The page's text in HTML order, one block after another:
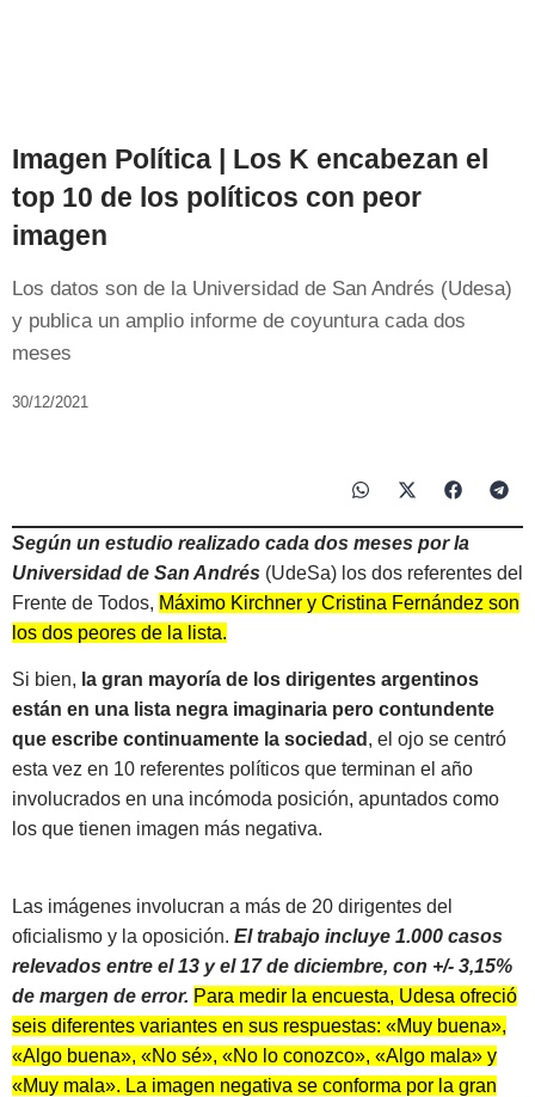
Imagen Política | Los K encabezan el
top 10 de los políticos con peor
imagen
Los datos son de la Universidad de San Andrés (Udesa)
y publica un amplio informe de coyuntura cada dos
meses
30/12/2021
Según un estudio realizado cada dos meses por la
Universidad de San Andrés (UdeSa) los dos referentes del
Frente de Todos, Máximo Kirchner y Cristina Fernández son
los dos peores de la lista.
Si bien, la gran mayoría de los dirigentes argentinos
están en una lista negra imaginaria pero contundente
que escribe continuamente la sociedad , el ojo se centró
esta vez en 10 referentes políticos que terminan el año
involucrados en una incómoda posición, apuntados como
los que tienen imagen más negativa.
Las imágenes involucran a más de 20 dirigentes del
oficialismo y la oposición. El trabajo incluye 1.000 casos
relevados entre el 13 y el 17 de diciembre, con +/- 3,15%
de margen de error. Para medir la encuesta, Udesa ofreció
seis diferentes variantes en sus respuestas: «Muy buena»,
«Algo buena», «No sé», «No lo conozco», «Algo mala» y
«Muy mala». La imagen negativa se conforma por la gran